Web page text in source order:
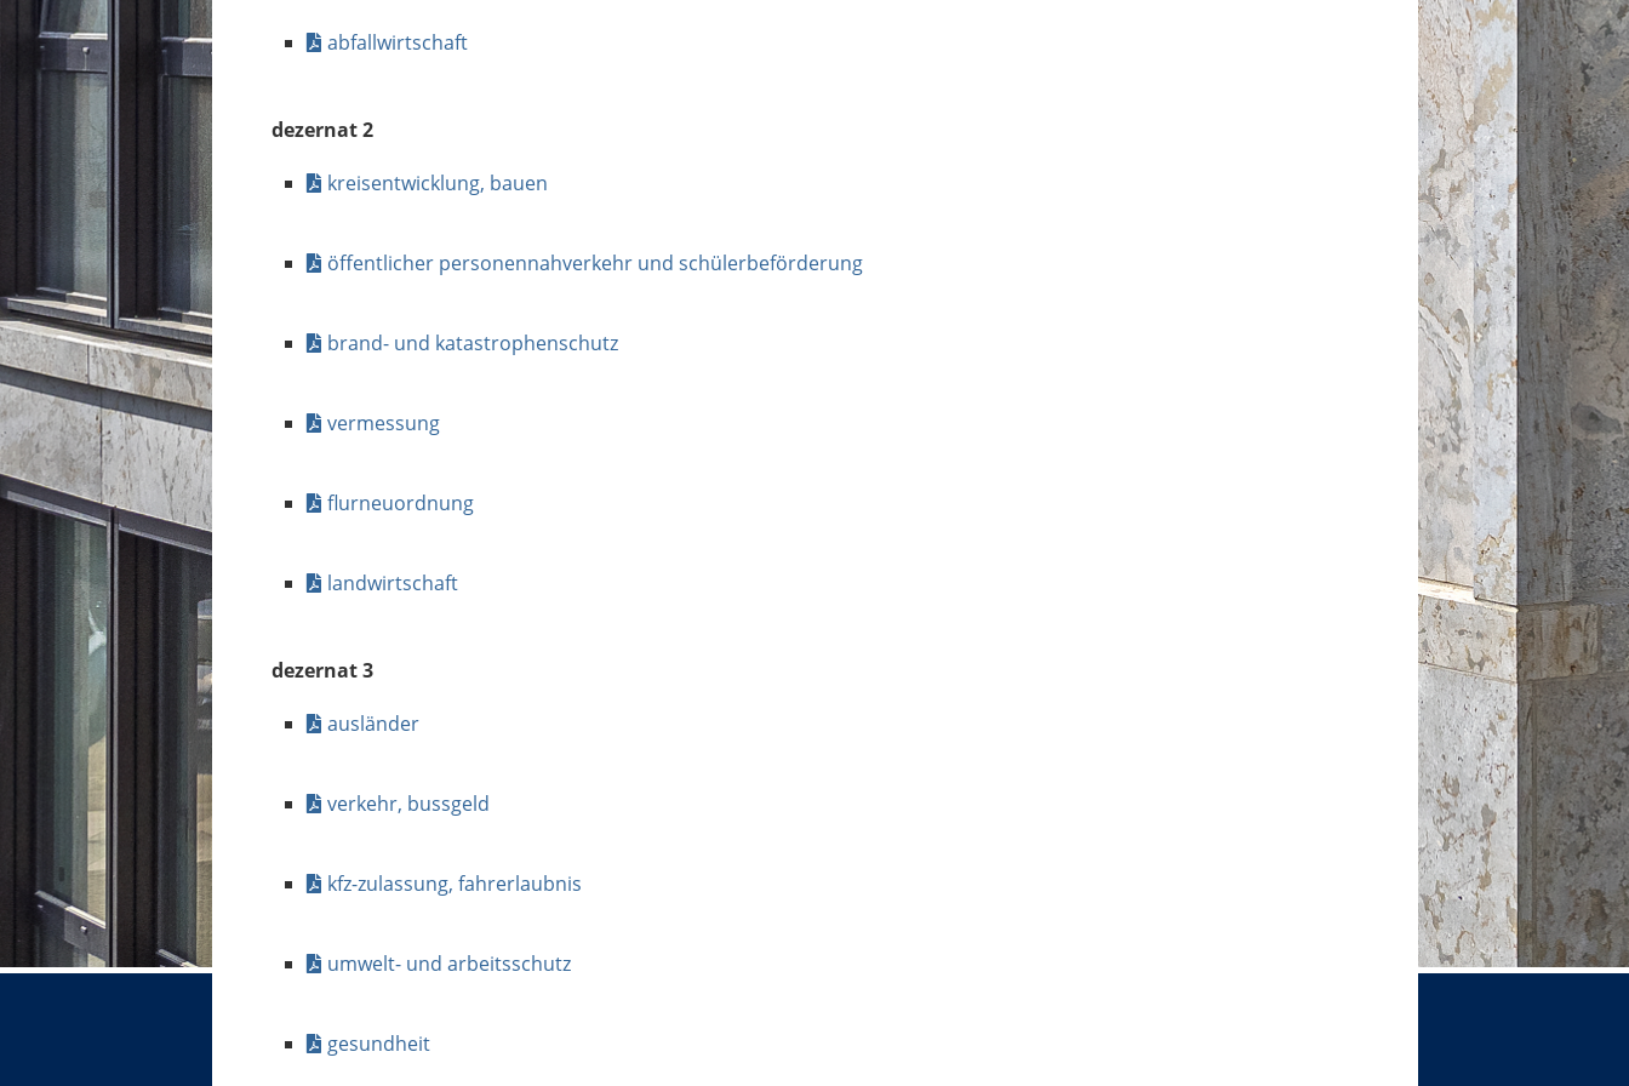
abfallwirtschaft
dezernat 2
kreisentwicklung, bauen
öffentlicher personennahverkehr und schülerbeförderung
brand- und katastrophenschutz
vermessung
flurneuordnung
landwirtschaft
dezernat 3
ausländer
verkehr, bussgeld
kfz-zulassung, fahrerlaubnis
umwelt- und arbeitsschutz
gesundheit